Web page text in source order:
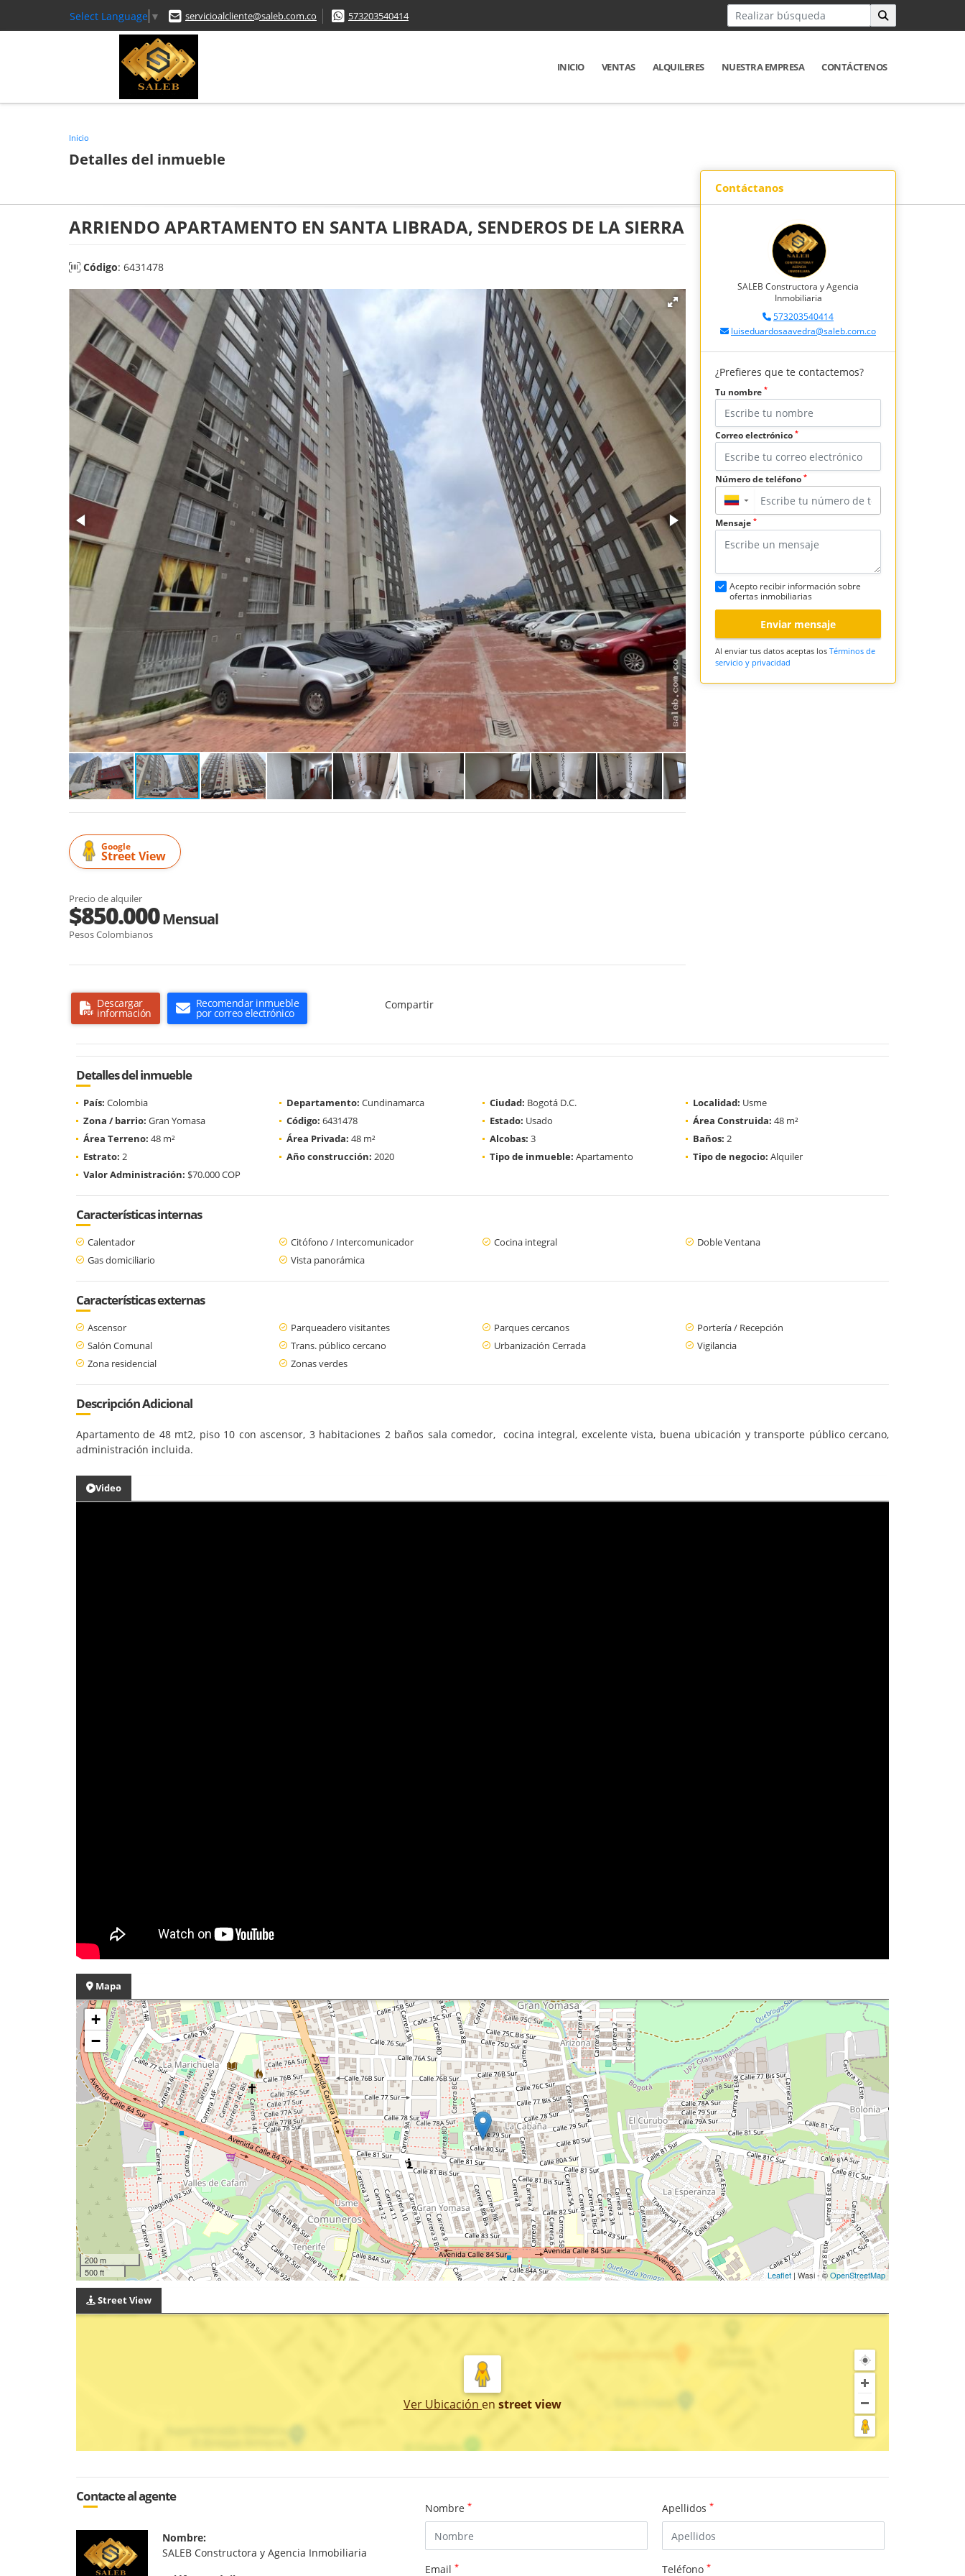
Select Language ▼ servicioalcliente@saleb.com.co 573203540414
INICIO VENTAS ALQUILERES NUESTRA EMPRESA CONTÁCTENOS
Inicio
Detalles del inmueble
ARRIENDO APARTAMENTO EN SANTA LIBRADA, SENDEROS DE LA SIERRA
Código: 6431478
Google
Street View
Precio de alquiler
$850.000Mensual
Pesos Colombianos
Descargar
información
Recomendar inmueble
por correo electrónico
Compartir
Contáctanos
SALEB Constructora y Agencia
Inmobiliaria
573203540414
luiseduardosaavedra@saleb.com.co
¿Prefieres que te contactemos?
Tu nombre *
Correo electrónico *
Número de teléfono *
▼
Mensaje *
Acepto recibir información sobre
ofertas inmobiliarias
Enviar mensaje
Al enviar tus datos aceptas los Términos de
servicio y privacidad
Detalles del inmueble
País: Colombia Departamento: Cundinamarca Ciudad: Bogotá D.C. Localidad: Usme
Zona / barrio: Gran Yomasa Código: 6431478 Estado: Usado Área Construida: 48 m²
Área Terreno: 48 m² Área Privada: 48 m² Alcobas: 3 Baños: 2
Estrato: 2 Año construcción: 2020 Tipo de inmueble: Apartamento Tipo de negocio: Alquiler
Valor Administración: $70.000 COP
Características internas
Calentador Citófono / Intercomunicador Cocina integral
Doble Ventana
Gas domiciliario
Vista panorámica
Características externas
Ascensor Parqueadero visitantes Parques cercanos
Portería / Recepción
Salón Comunal
Trans. público cercano Urbanización Cerrada
Vigilancia
Zona residencial
Zonas verdes
Descripción Adicional
Apartamento de 48 mt2, piso 10 con ascensor, 3 habitaciones 2 baños sala comedor, cocina integral, excelente vista, buena ubicación y transporte público cercano,
administración incluida.
Video
Mapa
+
−
200 m
500 ft
Leaflet | Wasi - ©OpenStreetMap
Street View
Ver Ubicación en street view
Contacte al agente
Nombre:
SALEB Constructora y Agencia Inmobiliaria
Nombre * Apellidos *
Email * Teléfono *